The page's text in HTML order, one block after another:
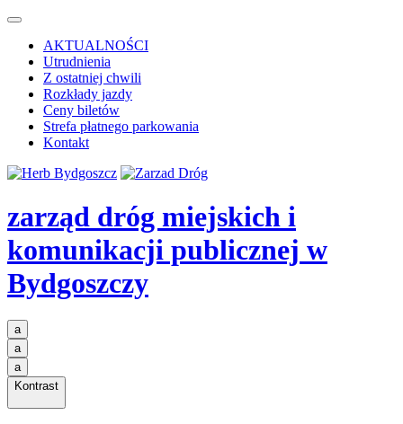
AKTUALNOŚCI
Utrudnienia
Z ostatniej chwili
Rozkłady jazdy
Ceny biletów
Strefa płatnego parkowania
Kontakt
zarząd dróg miejskich i
komunikacji publicznej w
Bydgoszczy
a
a
a
Kontrast